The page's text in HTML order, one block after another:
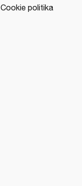
Cookie politika